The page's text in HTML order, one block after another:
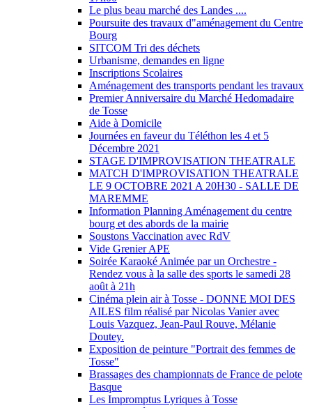
Le plus beau marché des Landes ....
Poursuite des travaux d"aménagement du Centre
Bourg
SITCOM Tri des déchets
Urbanisme, demandes en ligne
Inscriptions Scolaires
Aménagement des transports pendant les travaux
Premier Anniversaire du Marché Hedomadaire
de Tosse
Aide à Domicile
Journées en faveur du Téléthon les 4 et 5
Décembre 2021
STAGE D'IMPROVISATION THEATRALE
MATCH D'IMPROVISATION THEATRALE
LE 9 OCTOBRE 2021 A 20H30 - SALLE DE
MAREMME
Information Planning Aménagement du centre
bourg et des abords de la mairie
Soustons Vaccination avec RdV
Vide Grenier APE
Soirée Karaoké Animée par un Orchestre -
Rendez vous à la salle des sports le samedi 28
août à 21h
Cinéma plein air à Tosse - DONNE MOI DES
AILES film réalisé par Nicolas Vanier avec
Louis Vazquez, Jean-Paul Rouve, Mélanie
Doutey.
Exposition de peinture "Portrait des femmes de
Tosse"
Brassages des championnats de France de pelote
Basque
Les Impromptus Lyriques à Tosse